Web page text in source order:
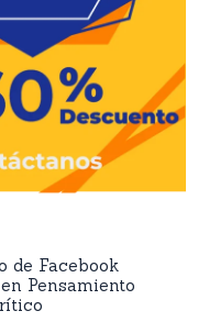
de Facebook
Pensamiento